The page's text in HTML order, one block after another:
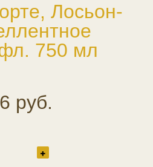
Лосьон-
750 мл
руб.